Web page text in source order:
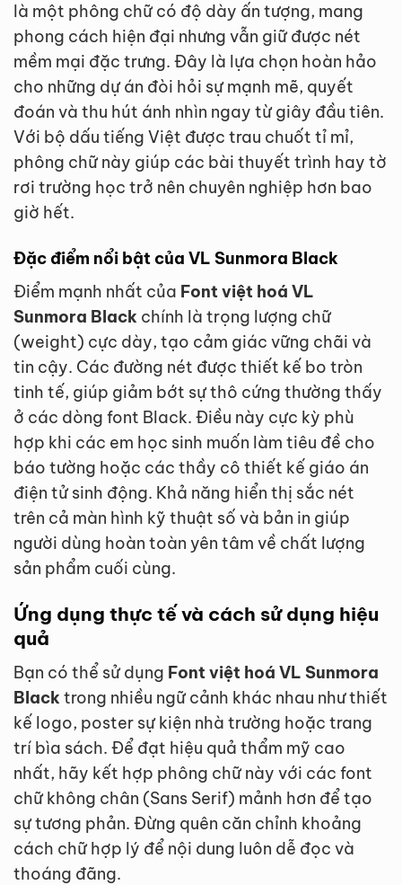
là một phông chữ có độ dày ấn tượng, mang
phong cách hiện đại nhưng vẫn giữ được nét
mềm mại đặc trưng. Đây là lựa chọn hoàn hảo
cho những dự án đòi hỏi sự mạnh mẽ, quyết
đoán và thu hút ánh nhìn ngay từ giây đầu tiên.
Với bộ dấu tiếng Việt được trau chuốt tỉ mỉ,
phông chữ này giúp các bài thuyết trình hay tờ
rơi trường học trở nên chuyên nghiệp hơn bao
giờ hết.
Đặc điểm nổi bật của VL Sunmora Black
Điểm mạnh nhất của Font việt hoá VL
Sunmora Black chính là trọng lượng chữ
(weight) cực dày, tạo cảm giác vững chãi và
tin cậy. Các đường nét được thiết kế bo tròn
tinh tế, giúp giảm bớt sự thô cứng thường thấy
ở các dòng font Black. Điều này cực kỳ phù
hợp khi các em học sinh muốn làm tiêu đề cho
báo tường hoặc các thầy cô thiết kế giáo án
điện tử sinh động. Khả năng hiển thị sắc nét
trên cả màn hình kỹ thuật số và bản in giúp
người dùng hoàn toàn yên tâm về chất lượng
sản phẩm cuối cùng.
Ứng dụng thực tế và cách sử dụng hiệu
quả
Bạn có thể sử dụng Font việt hoá VL Sunmora
Black trong nhiều ngữ cảnh khác nhau như thiết
kế logo, poster sự kiện nhà trường hoặc trang
trí bìa sách. Để đạt hiệu quả thẩm mỹ cao
nhất, hãy kết hợp phông chữ này với các font
chữ không chân (Sans Serif) mảnh hơn để tạo
sự tương phản. Đừng quên căn chỉnh khoảng
cách chữ hợp lý để nội dung luôn dễ đọc và
thoáng đãng.